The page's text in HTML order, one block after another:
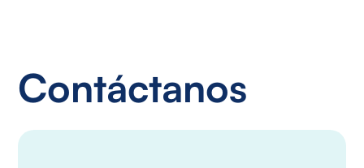
Contáctanos